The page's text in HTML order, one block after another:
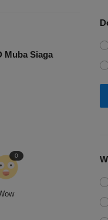
Muba Siaga
0